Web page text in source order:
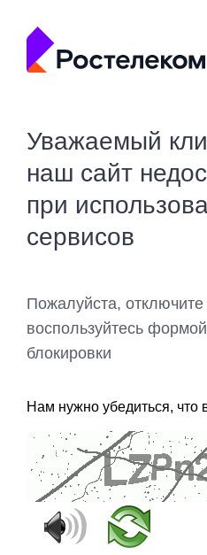
Уважаемый
наш сайт
при
сервисов
Пожалуйста,
воспользуйтесь
блокировки
Нам нужно убедиться, что